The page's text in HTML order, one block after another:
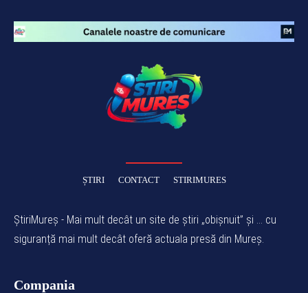
ȘTIRI CONTACT STIRIMURES
ȘtiriMureș - Mai mult decât un site de știri „obișnuit” și ... cu
siguranță mai mult decât oferă actuala presă din Mureș.
Compania